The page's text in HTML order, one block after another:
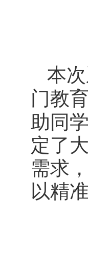
本
门教
助同
定了
需求
以精